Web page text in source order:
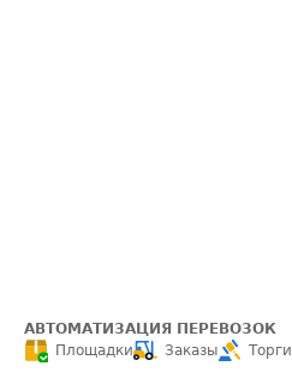
АВТОМАТИЗАЦИЯ ПЕРЕВОЗОК
Площадки
Заказы Торги